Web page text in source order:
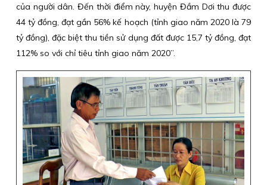
của người dân. Đến thời điểm này, huyện Đầm Dơi thu được
44 tỷ đồng, đạt gần 56% kế hoạch (tỉnh giao năm 2020 là 79
tỷ đồng), đặc biệt thu tiền sử dụng đất được 15,7 tỷ đồng, đạt
112% so với chỉ tiêu tỉnh giao năm 2020”.